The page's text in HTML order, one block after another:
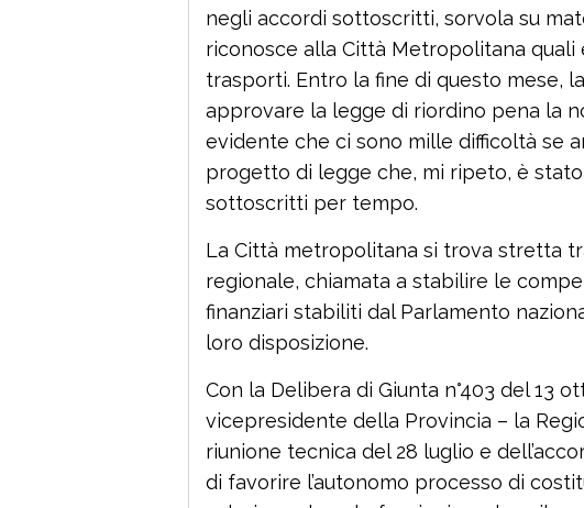
negli accordi sottoscritti, sorvola su
riconosce alla Città Metropolitana quali
trasporti. Entro la fine di questo mese,
approvare la legge di riordino pena la
evidente che ci sono mille difficoltà se
progetto di legge che, mi ripeto, è
sottoscritti per tempo.
La Città metropolitana si trova stretta
regionale, chiamata a stabilire le
finanziari stabiliti dal Parlamento
loro disposizione.
Con la Delibera di Giunta n°403 del 13
vicepresidente della Provincia – la
riunione tecnica del 28 luglio e
di favorire l’autonomo processo di